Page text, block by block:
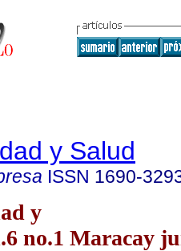
y Salud
ISSN 1690-
y
no.1 Maracay